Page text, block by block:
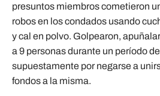
presuntos miembros cometieron
robos en los condados usando
y cal en polvo. Golpearon,
a 9 personas durante un período
supuestamente por negarse a
fondos a la misma.